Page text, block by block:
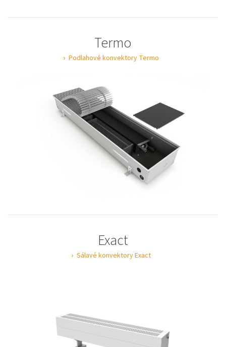
Termo
Podlahové konvektory Termo
Exact
Sálavé konvektory Exact